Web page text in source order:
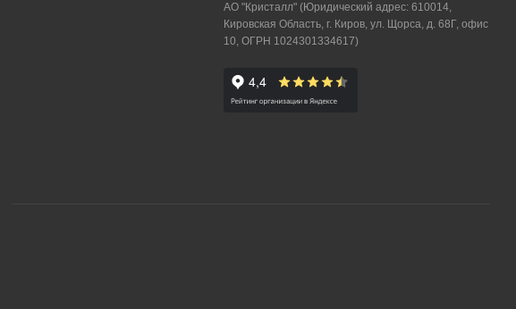
АО "Кристалл" (Юридический адрес: 610014,
Кировская Область, г. Киров, ул. Щорса, д. 68Г, офис
10, ОГРН 1024301334617)